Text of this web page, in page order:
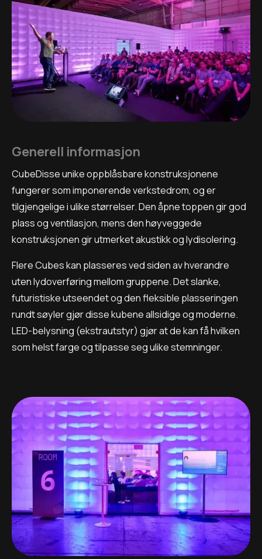
Generell informasjon
CubeDisse unike oppblåsbare konstruksjonene
fungerer som imponerende verkstedrom, og er
tilgjengelige i ulike størrelser. Den åpne toppen gir god
plass og ventilasjon, mens den høyveggede
konstruksjonen gir utmerket akustikk og lydisolering.
Flere Cubes kan plasseres ved siden av hverandre
uten lydoverføring mellom gruppene. Det slanke,
futuristiske utseendet og den fleksible plasseringen
rundt søyler gjør disse kubene allsidige og moderne.
LED-belysning (ekstrautstyr) gjør at de kan få hvilken
som helst farge og tilpasse seg ulike stemninger.